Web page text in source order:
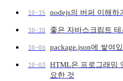
10-15 nodejs의 버퍼 이해하기
10-10 좋은 자바스크립트
10-06 package.json에 쌓여
10-03
HTML은 프로그래밍
요한 것